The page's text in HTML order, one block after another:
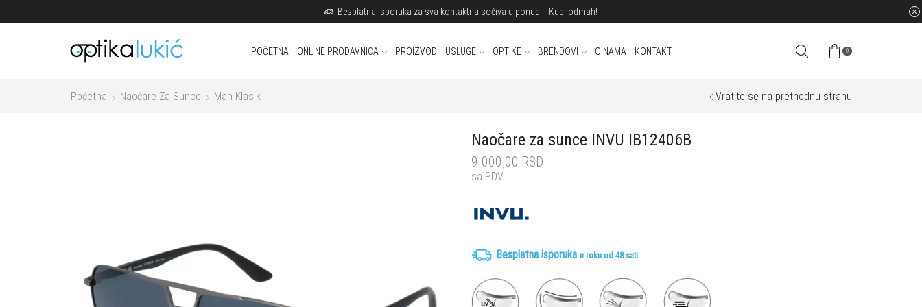
Besplatna isporuka za sva kontaktna sočiva u ponudi Kupi odmah!
POČETNA ONLINE PRODAVNICA PROIZVODI I USLUGE OPTIKE BRENDOVI O NAMA KONTAKT 0
Početna Naočare Za Sunce Man Klasik Vratite se na prethodnu stranu
Naočare za sunce INVU IB12406B
9.000,00 RSD
sa PDV
Besplatna isporuka u roku od 48 sati